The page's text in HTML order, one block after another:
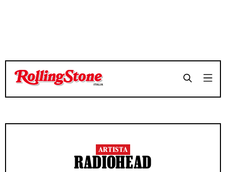
ARTISTA
RADIOHEAD